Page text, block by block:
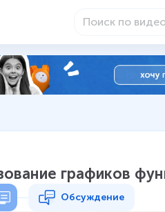
графиков
Обсуждение